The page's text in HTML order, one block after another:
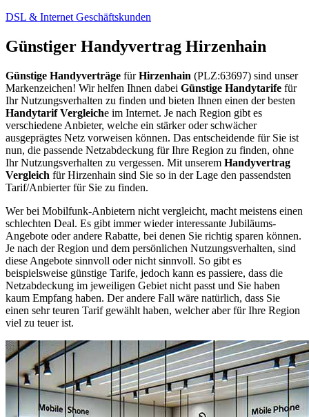
DSL & Internet Geschäftskunden
Günstiger Handyvertrag Hirzenhain
Günstige Handyverträge fürHirzenhain (PLZ:63697) sind unser
Markenzeichen! Wir helfen Ihnen dabei Günstige Handytarife für
Ihr Nutzungsverhalten zu finden und bieten Ihnen einen der besten
Handytarif Vergleiche im Internet. Je nach Region gibt es
verschiedene Anbieter, welche ein stärker oder schwächer
ausgeprägtes Netz vorweisen können. Das entscheidende für Sie ist
nun, die passende Netzabdeckung für Ihre Region zu finden, ohne
Ihr Nutzungsverhalten zu vergessen. Mit unserem Handyvertrag
Vergleich für Hirzenhain sind Sie so in der Lage den passendsten
Tarif/Anbierter für Sie zu finden.
Wer bei Mobilfunk-Anbietern nicht vergleicht, macht meistens einen
schlechten Deal. Es gibt immer wieder interessante Jubiläums-
Angebote oder andere Rabatte, bei denen Sie richtig sparen können.
Je nach der Region und dem persönlichen Nutzungsverhalten, sind
diese Angebote sinnvoll oder nicht sinnvoll. So gibt es
beispielsweise günstige Tarife, jedoch kann es passiere, dass die
Netzabdeckung im jeweiligen Gebiet nicht passt und Sie haben
kaum Empfang haben. Der andere Fall wäre natürlich, dass Sie
einen sehr teuren Tarif gewählt haben, welcher aber für Ihre Region
viel zu teuer ist.